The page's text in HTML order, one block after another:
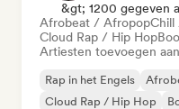
&gt; 1200 gegeven
Afrobeat / AfropopChill
Cloud Rap / Hip Hop
Artiesten toevoegen
Rap in het Engels
Cloud Rap / Hip Hop